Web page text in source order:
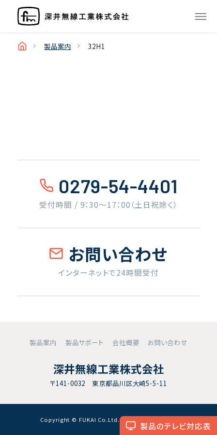
製品のテレビ対応表
製品案内 32H1
0279-54-4401
受付時間 / 9：30〜17：00（土日祝除く）
お問い合わせ
インターネットで24時間受付
製品案内 製品サポート 会社概要 お問い合わせ
深井無線工業株式会社
〒141-0032 東京都品川区大崎5-5-11
Copyright © FUKAI Co.Ltd. All RightsReserved.